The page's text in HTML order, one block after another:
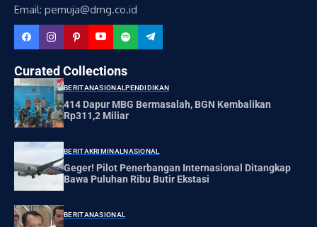
Email: pemuja@dmg.co.id
Curated Collections
BERITANASIONALPENDIDIKAN
414 Dapur MBG Bermasalah, BGN Kembalikan
Rp311,2 Miliar
BERITAKRIMINALNASIONAL
Geger! Pilot Penerbangan Internasional Ditangkap
Bawa Puluhan Ribu Butir Ekstasi
BERITANASIONAL